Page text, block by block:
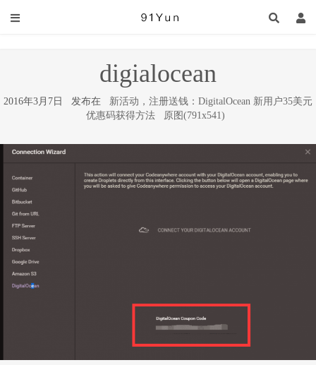
digialocean
2016年3月7日 发布在 新活动，注册送钱：DigitalOcean 新用户35美元
优惠码获得方法
原图(791x541)